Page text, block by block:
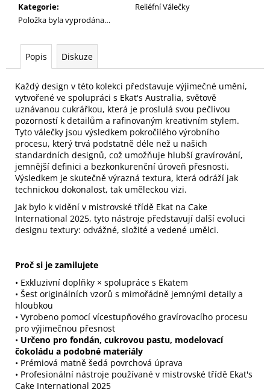
Kategorie:
Reliéfní Válečky
Položka byla vyprodána…
Popis Diskuze
Každý design v této kolekci představuje výjimečné umění,
vytvořené ve spolupráci s Ekat's Australia, světově
uznávanou cukrářkou, která je proslulá svou pečlivou
pozorností k detailům a rafinovaným kreativním stylem.
Tyto válečky jsou výsledkem pokročilého výrobního
procesu, který trvá podstatně déle než u našich
standardních designů, což umožňuje hlubší gravírování,
jemnější definici a bezkonkurenční úroveň přesnosti.
Výsledkem je skutečně výrazná textura, která odráží jak
technickou dokonalost, tak uměleckou vizi.
Jak bylo k vidění v mistrovské třídě Ekat na Cake
International 2025, tyto nástroje představují další evoluci
designu textury: odvážné, složité a vedené umělci.
Proč si je zamilujete
• Exkluzivní doplňky × spolupráce s Ekatem
• Šest originálních vzorů s mimořádně jemnými detaily a
hloubkou
• Vyrobeno pomocí vícestupňového gravírovacího procesu
pro výjimečnou přesnost
• Určeno pro fondán, cukrovou pastu, modelovací
čokoládu a podobné materiály
• Prémiová matně šedá povrchová úprava
• Profesionální nástroje používané v mistrovské třídě Ekat's
Cake International 2025
m
e